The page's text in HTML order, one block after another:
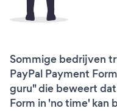
Sommige bedrijven
PayPal Payment
guru" die beweert
Form in 'no time' kan